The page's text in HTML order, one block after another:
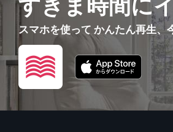
すきま時間に
スマホを使って かんたん再生、